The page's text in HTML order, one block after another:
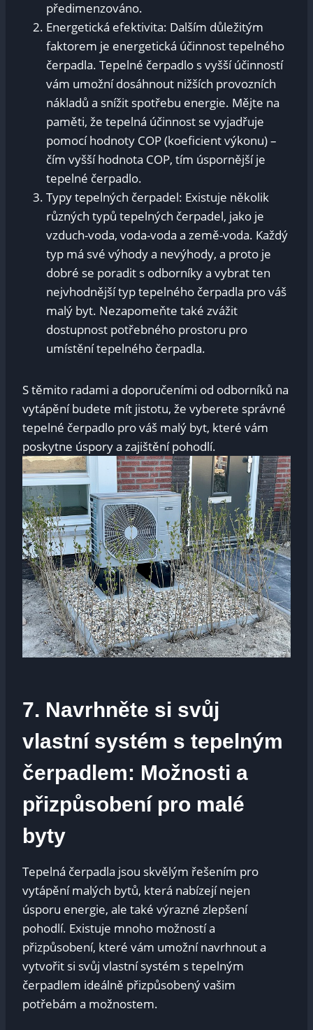
předimenzováno.
Energetická efektivita: Dalším důležitým
faktorem je energetická účinnost tepelného
čerpadla. Tepelné čerpadlo s vyšší účinností
vám umožní dosáhnout nižších provozních
nákladů a snížit spotřebu energie. Mějte na
paměti, že tepelná účinnost se vyjadřuje
pomocí hodnoty COP (koeficient výkonu) –
čím vyšší hodnota COP, tím úspornější je
tepelné čerpadlo.
Typy tepelných čerpadel: Existuje několik
různých typů tepelných čerpadel, jako je
vzduch-voda, voda-voda a země-voda. Každý
typ má své výhody a nevýhody, a proto je
dobré se poradit s odborníky a vybrat ten
nejvhodnější typ tepelného čerpadla pro váš
malý byt. Nezapomeňte také zvážit
dostupnost potřebného prostoru pro
umístění tepelného čerpadla.
S těmito radami a doporučeními od odborníků na
vytápění budete mít jistotu, že vyberete správné
tepelné čerpadlo pro váš malý byt, které vám
poskytne úspory a zajištění pohodlí.
7. Navrhněte si svůj
vlastní systém s tepelným
čerpadlem: Možnosti a
přizpůsobení pro malé
byty
Tepelná čerpadla jsou skvělým řešením pro
vytápění malých bytů, která nabízejí nejen
úsporu energie, ale také výrazné zlepšení
pohodlí. Existuje mnoho možností a
přizpůsobení, které vám umožní navrhnout a
vytvořit si svůj vlastní systém s tepelným
čerpadlem ideálně přizpůsobený vašim
potřebám a možnostem.